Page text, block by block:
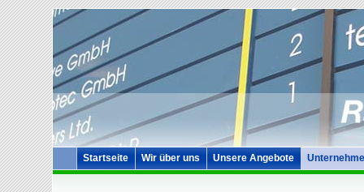
Startseite Wir über uns Unsere Angebote